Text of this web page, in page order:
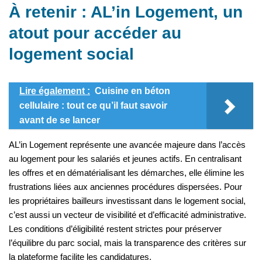
À retenir : AL’in Logement, un
atout pour accéder au
logement social
Lire également : Cuisine en béton
cellulaire : tout ce qu’il faut savoir
avant de se lancer
AL’in Logement représente une avancée majeure dans l’accès
au logement pour les salariés et jeunes actifs. En centralisant
les offres et en dématérialisant les démarches, elle élimine les
frustrations liées aux anciennes procédures dispersées. Pour
les propriétaires bailleurs investissant dans le logement social,
c’est aussi un vecteur de visibilité et d’efficacité administrative.
Les conditions d’éligibilité restent strictes pour préserver
l’équilibre du parc social, mais la transparence des critères sur
la plateforme facilite les candidatures.